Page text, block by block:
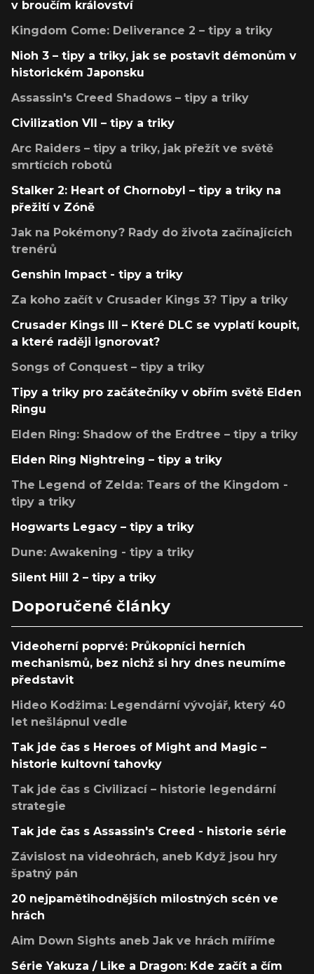
v broučím království
Kingdom Come: Deliverance 2 – tipy a triky
Nioh 3 – tipy a triky, jak se postavit démonům v
historickém Japonsku
Assassin's Creed Shadows – tipy a triky
Civilization VII – tipy a triky
Arc Raiders – tipy a triky, jak přežít ve světě
smrtících robotů
Stalker 2: Heart of Chornobyl – tipy a triky na
přežití v Zóně
Jak na Pokémony? Rady do života začínajících
trenérů
Genshin Impact - tipy a triky
Za koho začít v Crusader Kings 3? Tipy a triky
Crusader Kings III – Které DLC se vyplatí koupit,
a které raději ignorovat?
Songs of Conquest – tipy a triky
Tipy a triky pro začátečníky v obřím světě Elden
Ringu
Elden Ring: Shadow of the Erdtree – tipy a triky
Elden Ring Nightreing – tipy a triky
The Legend of Zelda: Tears of the Kingdom -
tipy a triky
Hogwarts Legacy – tipy a triky
Dune: Awakening - tipy a triky
Silent Hill 2 – tipy a triky
Doporučené články
Videoherní poprvé: Průkopníci herních
mechanismů, bez nichž si hry dnes neumíme
představit
Hideo Kodžima: Legendární vývojář, který 40
let nešlápnul vedle
Tak jde čas s Heroes of Might and Magic –
historie kultovní tahovky
Tak jde čas s Civilizací – historie legendární
strategie
Tak jde čas s Assassin's Creed - historie série
Závislost na videohrách, aneb Když jsou hry
špatný pán
20 nejpamětihodnějších milostných scén ve
hrách
Aim Down Sights aneb Jak ve hrách míříme
Série Yakuza / Like a Dragon: Kde začít a čím